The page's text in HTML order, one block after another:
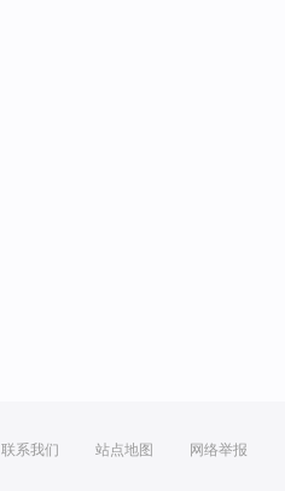
联系我们 站点地图 网络举报